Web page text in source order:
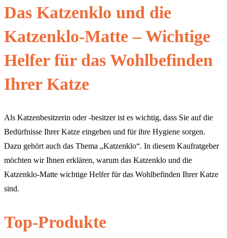
Das Katzenklo und die
Katzenklo-Matte – Wichtige
Helfer für das Wohlbefinden
Ihrer Katze
Als Katzenbesitzerin oder -besitzer ist es wichtig, dass Sie auf die
Bedürfnisse Ihrer Katze eingehen und für ihre Hygiene sorgen.
Dazu gehört auch das Thema „Katzenklo“. In diesem Kaufratgeber
möchten wir Ihnen erklären, warum das Katzenklo und die
Katzenklo-Matte wichtige Helfer für das Wohlbefinden Ihrer Katze
sind.
Top-Produkte